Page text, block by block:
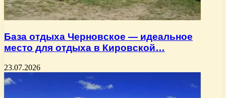
База отдыха Черновское — идеальное
место для отдыха в Кировской…
23.07.2026